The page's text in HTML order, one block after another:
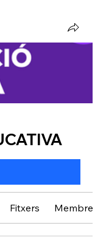
Fitxers Membres